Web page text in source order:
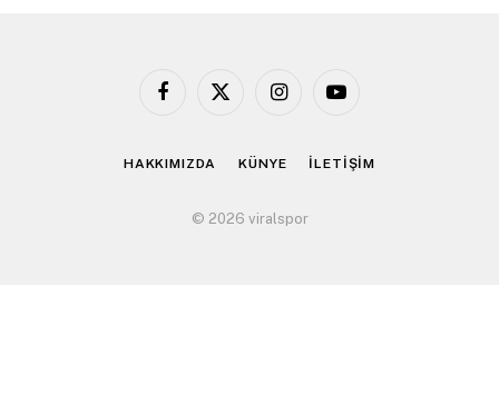
Facebook
X
InstagramYouTube
HAKKIMIZDA KÜNYE İLETİŞİM
© 2026 viralspor